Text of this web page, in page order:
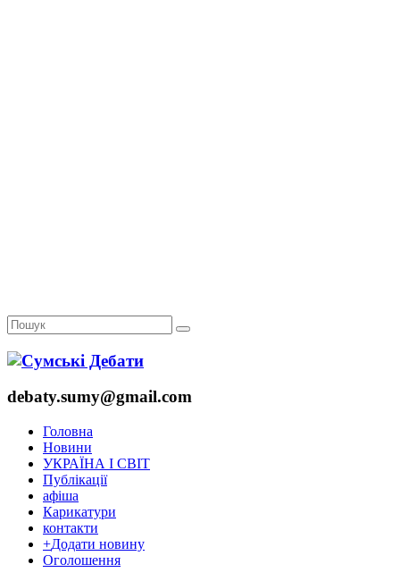
debaty.sumy@gmail.com
Головна
Новини
УКРАЇНА І СВІТ
Публікації
афіша
Карикатури
контакти
+Додати новину
Оголошення